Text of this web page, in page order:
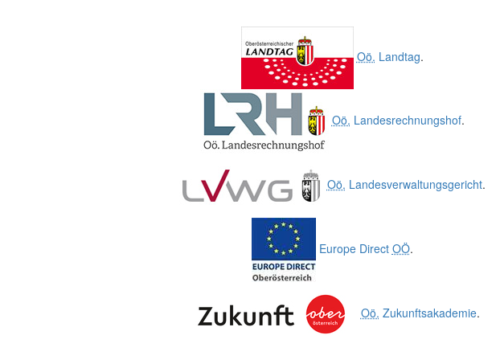
Oö. Landtag.
Oö. Landesrechnungshof.
Oö. Landesverwaltungsgericht.
Europe Direct OÖ.
Oö. Zukunftsakademie.